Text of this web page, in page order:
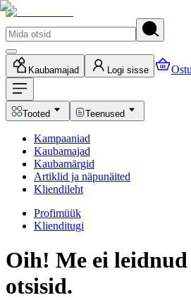
Kaubamajad Logi sisse
Tooted Teenused
Kampaaniad
Kaubamajad
Kaubamärgid
Artiklid ja näpunäited
Kliendileht
Profimüük
Klienditugi
Oih! Me ei
otsisid.